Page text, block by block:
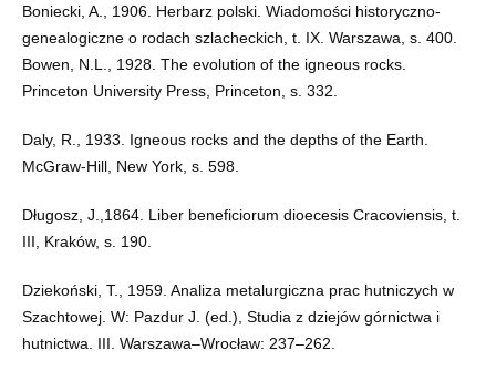
Boniecki, A., 1906. Herbarz polski. Wiadomości historyczno-
genealogiczne o rodach szlacheckich, t. IX. Warszawa, s. 400.
Bowen, N.L., 1928. The evolution of the igneous rocks.
Princeton University Press, Princeton, s. 332.
Daly, R., 1933. Igneous rocks and the depths of the Earth.
McGraw-Hill, New York, s. 598.
Długosz, J.,1864. Liber beneficiorum dioecesis Cracoviensis, t.
III, Kraków, s. 190.
Dziekoński, T., 1959. Analiza metalurgiczna prac hutniczych w
Szachtowej. W: Pazdur J. (ed.), Studia z dziejów górnictwa i
hutnictwa. III. Warszawa–Wrocław: 237–262.